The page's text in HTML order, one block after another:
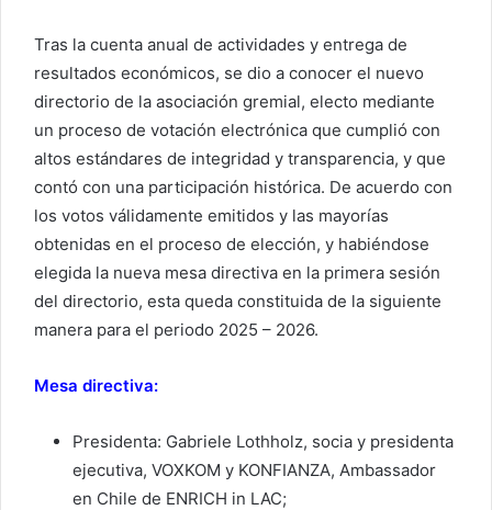
Tras la cuenta anual de actividades y entrega de
resultados económicos, se dio a conocer el nuevo
directorio de la asociación gremial, electo mediante
un proceso de votación electrónica que cumplió con
altos estándares de integridad y transparencia, y que
contó con una participación histórica. De acuerdo con
los votos válidamente emitidos y las mayorías
obtenidas en el proceso de elección, y habiéndose
elegida la nueva mesa directiva en la primera sesión
del directorio, esta queda constituida de la siguiente
manera para el periodo 2025 – 2026.
Mesa directiva:
Presidenta: Gabriele Lothholz, socia y presidenta
ejecutiva, VOXKOM y KONFIANZA, Ambassador
en Chile de ENRICH in LAC;